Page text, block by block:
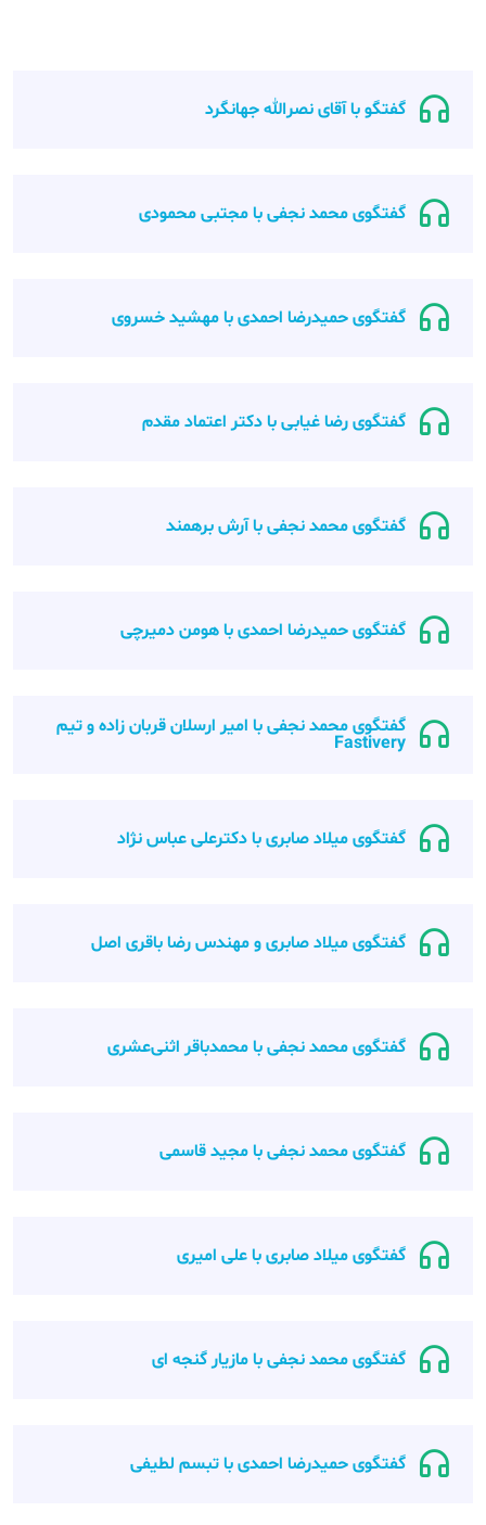
گفتگو با آقای نصرالله جهانگرد
گفتگوی محمد نجفی با مجتبی محمودی
گفتگوی حمیدرضا احمدی با مهشید خسروی
گفتگوی رضا غیابی با دکتر اعتماد مقدم
گفتگوی محمد نجفی با آرش برهمند
گفتگوی حمیدرضا احمدی با هومن دمیرچی
گفتگوی محمد نجفی با امیر ارسلان قربان زاده و تیم
Fastivery
گفتگوی میلاد صابری با دکترعلی عباس نژاد
گفتگوی میلاد صابری و مهندس رضا باقری اصل
گفتگوی محمد نجفی با محمدباقر اثنی‌عشری
گفتگوی محمد نجفی با مجید قاسمی
گفتگوی میلاد صابری با علی امیری
گفتگوی محمد نجفی با مازیار گنجه ای
گفتگوی حمیدرضا احمدی با تبسم لطیفی